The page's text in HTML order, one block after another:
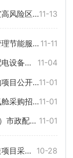
11-13
项项目公开招标公告
11-11
开招标公告
11-04
装工程
11-01
招标公告
11-01
招标公告
11-01
采购意向
10-28
购意向